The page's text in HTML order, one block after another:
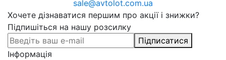
sale@avtolot.com.ua
Хочете дізнаватися першим про акції і знижки?
Підпишіться на нашу розсилку
Підписатися
Інформація